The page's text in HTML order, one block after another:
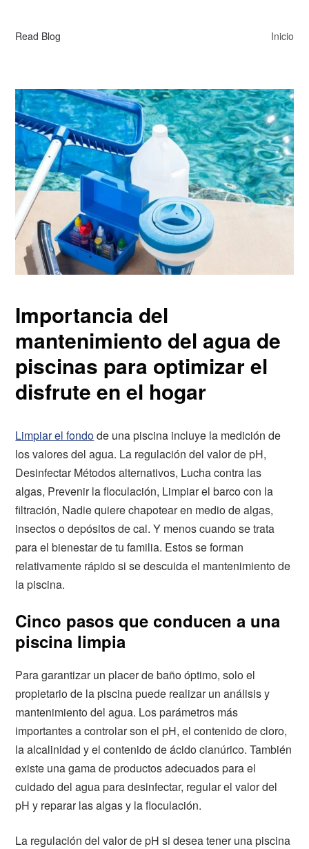
Read Blog Inicio
Importancia del
mantenimiento del agua de
piscinas para optimizar el
disfrute en el hogar
Limpiar el fondode una piscina incluye la medición de
los valores del agua. La regulación del valor de pH,
Desinfectar Métodos alternativos, Lucha contra las
algas, Prevenir la floculación, Limpiar el barco con la
filtración, Nadie quiere chapotear en medio de algas,
insectos o depósitos de cal. Y menos cuando se trata
para el bienestar de tu familia. Estos se forman
relativamente rápido si se descuida el mantenimiento de
la piscina.
Cinco pasos que conducen a una
piscina limpia
Para garantizar un placer de baño óptimo, solo el
propietario de la piscina puede realizar un análisis y
mantenimiento del agua. Los parámetros más
importantes a controlar son el pH, el contenido de cloro,
la alcalinidad y el contenido de ácido cianúrico. También
existe una gama de productos adecuados para el
cuidado del agua para desinfectar, regular el valor del
pH y reparar las algas y la floculación.
La regulación del valor de pH si desea tener una piscina